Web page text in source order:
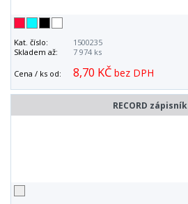
Kat. číslo:
1500235
Skladem až:
7 974 ks
Cena / ks od: 8,70 KČ bez DPH
RECORD